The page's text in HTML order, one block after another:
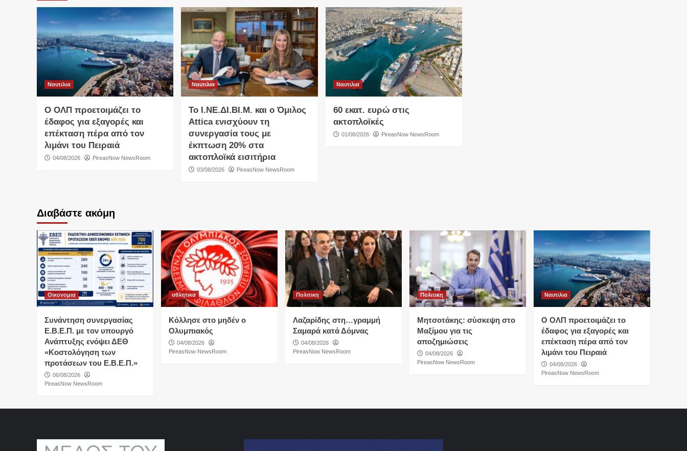
Ναυτιλια
O ΟΛΠ προετοιμάζει το
έδαφος για εξαγορές και
επέκταση πέρα από τον
λιμάνι του Πειραιά
04/08/2026 PireasNow NewsRoom
Ναυτιλια
Το Ι.ΝΕ.ΔΙ.ΒΙ.Μ. και o Όμιλος
Attica ενισχύουν τη
συνεργασία τους με
έκπτωση 20% στα
ακτοπλοϊκά εισιτήρια
03/08/2026 PireasNow NewsRoom
Ναυτιλια
60 εκατ. ευρώ στις
ακτοπλοϊκές
01/08/2026 PireasNow NewsRoom
Διαβάστε ακόμη
Οικονομια
Συνάντηση συνεργασίας
Ε.Β.Ε.Π. με τον υπουργό
Ανάπτυξης ενόψει ΔΕΘ
«Κοστολόγηση των
προτάσεων του Ε.Β.Ε.Π.»
06/08/2026
PireasNow NewsRoom
αθλητικα
Κόλλησε στο μηδέν ο
Ολυμπιακός
04/08/2026
PireasNow NewsRoom
Πολιτικη
Λαζαρίδης στη…γραμμή
Σαμαρά κατά Δόμνας
04/08/2026
PireasNow NewsRoom
Πολιτικη
Μητσοτάκης: σύσκεψη στο
Μαξίμου για τις
αποζημιώσεις
04/08/2026
PireasNow NewsRoom
Ναυτιλια
O ΟΛΠ προετοιμάζει το
έδαφος για εξαγορές και
επέκταση πέρα από τον
λιμάνι του Πειραιά
04/08/2026
PireasNow NewsRoom